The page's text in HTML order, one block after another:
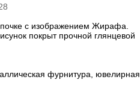
с изображением Жирафа.
покрыт прочной глянцевой
фурнитура, ювелирная